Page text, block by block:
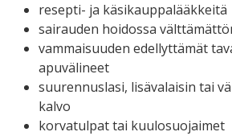
resepti- ja käsikauppalääkkeitä
sairauden hoidossa
vammaisuuden edellyttämät
apuvälineet
suurennuslasi, lisävalaisin tai
kalvo
korvatulpat tai kuulosuojaimet